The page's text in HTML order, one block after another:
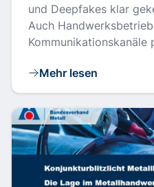
und Deepfakes klar
Auch
Kommunikationskanäle
Mehr lesen